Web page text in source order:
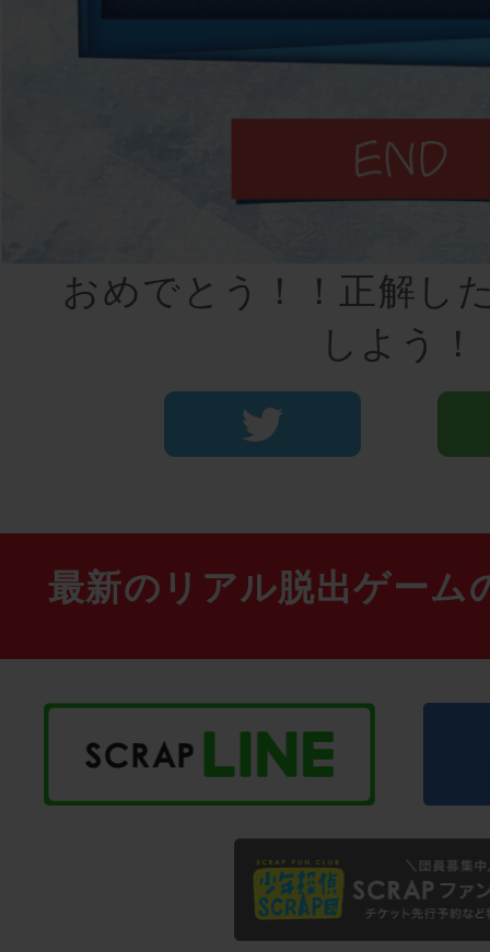
おめでとう！！正解し
しよう！
最新のリアル脱出ゲーム